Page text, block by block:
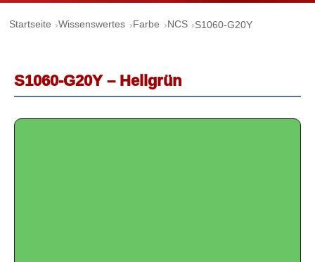
Startseite Wissenswertes Farbe NCS S1060-G20Y
S1060-G20Y – Hellgrün